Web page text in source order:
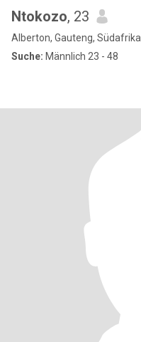
Ntokozo, 23
Alberton, Gauteng, Südafrika
Suche: Männlich 23 - 48